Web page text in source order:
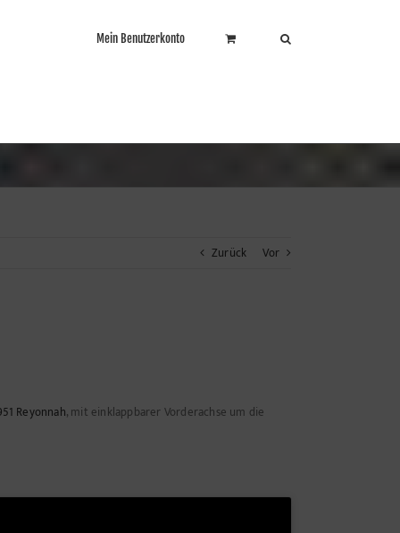
Mein Benutzerkonto
Zurück Vor
Reyonnah, mit einklappbarer Vorderachse um die